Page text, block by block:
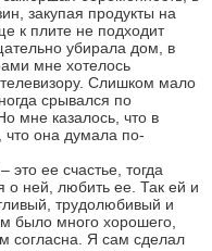
закупая продукты на
к плите не подходит
убирала дом, в
мне хотелось
Слишком мало
срывался по
мне казалось, что в
она думала по-
ее счастье, тогда
о ней, любить ее. Так ей и
трудолюбивый и
было много хорошего,
согласна. Я сам сделал